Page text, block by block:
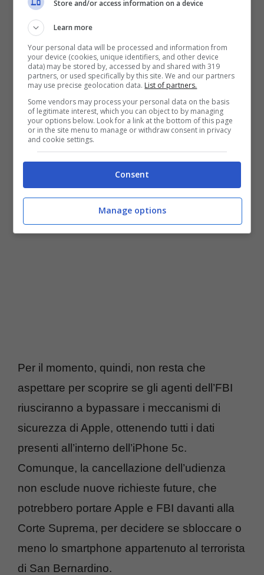
tempo alla corte, prima di procedere con
l’ordinanza.
Secondo le recenti indiscrezioni, i ricercatori
decifrare una piccola parte del sistema
operativo. Si tratta di unbug di iMessage,
che secondo alcuni esperti permetterebbe
all’FBI di ritrovare tutti i dati necessari.
Per il momento, quindi, non resta che
aspettare per scoprire se gli agenti dell’FBI
riusciranno a bypassare i meccanismi di
sicurezza di Apple, ottenendo tutti i dati
presenti all’interno dell’iPhone 5c.
Comunque, la cancellazione dell’udienza
non esclude nuove richieste future, che
potrebbero portare Apple e FBI davanti alla
Corte Suprema, per decidere se sbloccare o
meno lo smartphone appartenuto al terrorista
di San Bernardino.
Store and/or access information on a device
Learn more
Your personal data will be processed and information from
your device (cookies, unique identifiers, and other device
data) may be stored by, accessed by and shared with 319
partners, or used specifically by this site. We and our partners
may use precise geolocation data. List of partners.
Some vendors may process your personal data on the basis
of legitimate interest, which you can object to by managing
your options below. Look for a link at the bottom of this page
or in the site menu to manage or withdraw consent in privacy
and cookie settings.
Consent
Manage options